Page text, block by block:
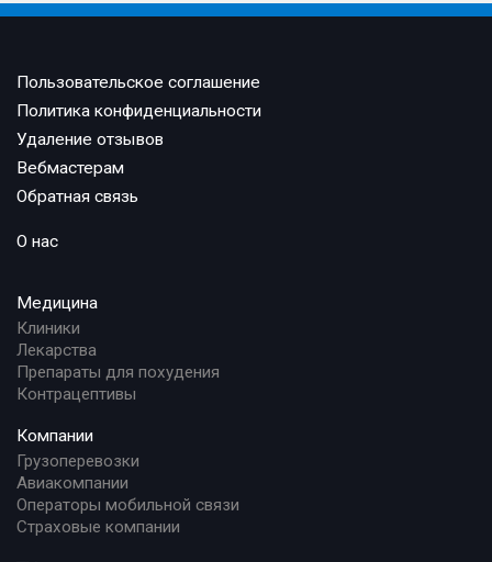
Пользовательское соглашение
Политика конфиденциальности
Удаление отзывов
Вебмастерам
Обратная связь
О нас
Медицина
Клиники
Лекарства
Препараты для похудения
Контрацептивы
Компании
Грузоперевозки
Авиакомпании
Операторы мобильной связи
Страховые компании